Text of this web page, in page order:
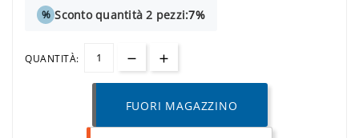
% Sconto quantità 2 pezzi:7%
QUANTITÀ:
FUORI MAGAZZINO